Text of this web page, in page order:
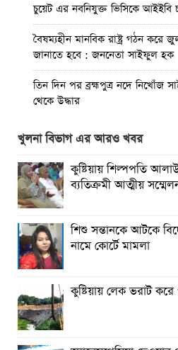
চুয়েট এর নবনিযুক্ত ভিসিকে আইইবি
বৈষম্যহীন মানবিক রাষ্ট্র গঠন করে
জানাতে হবে : জননেতা সাইফুল হক
তিন দিন পর ব্রহ্মপুত্র নদে নিখোঁজ
থেকে উদ্ধার
ব্রহ্মপুত্র নদে নিখোঁজ কৃষকের সন্ধান
রাঙ্গুনিয়ায় জুলাই গণঅভ্যুত্থান দিবস
পার্বতীপুরে জুলাই গণঅভ্যুত্থান দিবস
আত্রাইয়ে যথাযোগ্য মর্যাদায় ‘জুলাই
ঝালকাঠিতে জুলাই গণঅভ্যুত্থান দিবস
রাবিপ্রবি’তে ‘জুলাই গণঅভ্যুত্থান
খুলনা বিভাগ এর আরও খবর
কুষ্টিয়ায় শিল্পপতি
ব্যতিক্রমী আত্মীয়
শিশু সন্তানকে আটকে
নামে কোর্টে মামলা
কুষ্টিয়ায় লেক ভরাট করে